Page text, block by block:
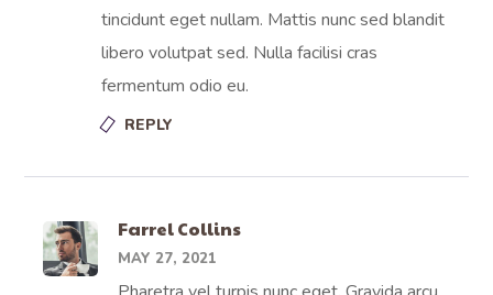
tincidunt eget nullam. Mattis nunc sed blandit
libero volutpat sed. Nulla facilisi cras
fermentum odio eu.
REPLY
Farrel Collins
MAY 27, 2021